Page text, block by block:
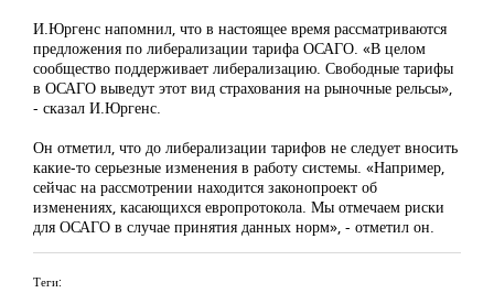
И.Юргенс напомнил, что в настоящее время рассматриваются
предложения по либерализации тарифа ОСАГО. «В целом
сообщество поддерживает либерализацию. Свободные тарифы
в ОСАГО выведут этот вид страхования на рыночные рельсы»,
- сказал И.Юргенс.
Он отметил, что до либерализации тарифов не следует вносить
какие-то серьезные изменения в работу системы. «Например,
сейчас на рассмотрении находится законопроект об
изменениях, касающихся европротокола. Мы отмечаем риски
для ОСАГО в случае принятия данных норм», - отметил он.
Теги: